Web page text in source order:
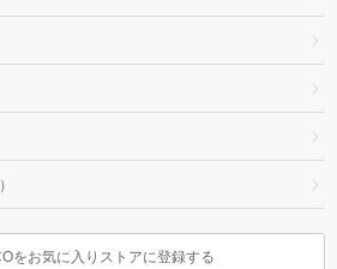
をお気に入りストアに登録する